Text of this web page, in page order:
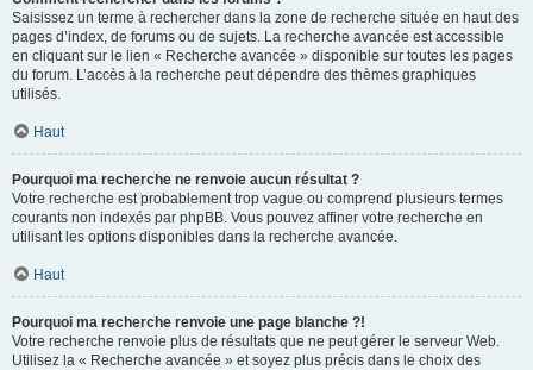
Saisissez un terme à rechercher dans la zone de recherche située en haut des
pages d’index, de forums ou de sujets. La recherche avancée est accessible
en cliquant sur le lien « Recherche avancée » disponible sur toutes les pages
du forum. L’accès à la recherche peut dépendre des thèmes graphiques
utilisés.
Haut
Pourquoi ma recherche ne renvoie aucun résultat ?
Votre recherche est probablement trop vague ou comprend plusieurs termes
courants non indexés par phpBB. Vous pouvez affiner votre recherche en
utilisant les options disponibles dans la recherche avancée.
Haut
Pourquoi ma recherche renvoie une page blanche ?!
Votre recherche renvoie plus de résultats que ne peut gérer le serveur Web.
Utilisez la « Recherche avancée » et soyez plus précis dans le choix des